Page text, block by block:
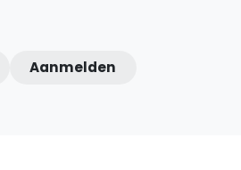
ons Afspraak
Aanmelden